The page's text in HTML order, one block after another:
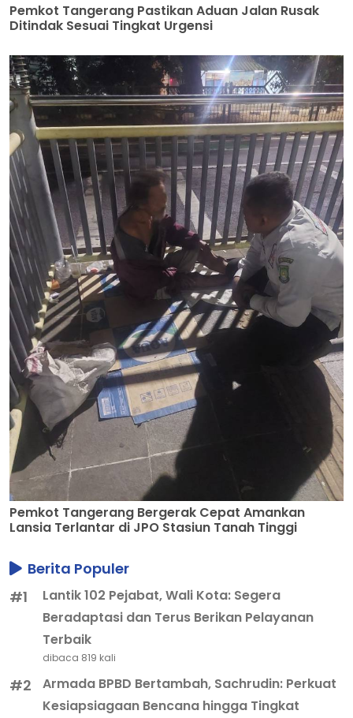
Pemkot Tangerang Pastikan Aduan Jalan Rusak
Ditindak Sesuai Tingkat Urgensi
Pemkot Tangerang Bergerak Cepat Amankan
Lansia Terlantar di JPO Stasiun Tanah Tinggi
Berita Populer
#1
Lantik 102 Pejabat, Wali Kota: Segera
Beradaptasi dan Terus Berikan Pelayanan
Terbaik
dibaca 819 kali
#2
Armada BPBD Bertambah, Sachrudin: Perkuat
Kesiapsiagaan Bencana hingga Tingkat